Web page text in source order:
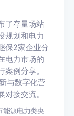
了存量场站
规划和电力
保2家企业分
电力市场的
例分享。
与数字化营
接交流。
能源电力类央